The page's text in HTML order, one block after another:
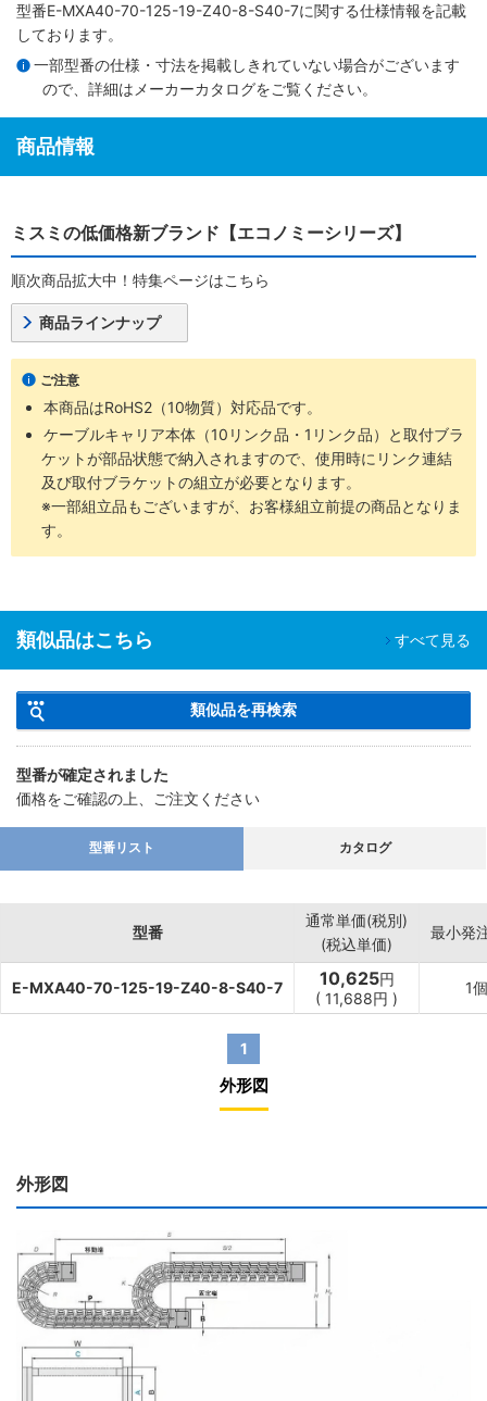
型番E-MXA40-70-125-19-Z40-8-S40-7に関する仕様情報を記載
しております。
一部型番の仕様・寸法を掲載しきれていない場合がございます
ので、詳細は メーカーカタログをご覧ください。
商品情報
ミスミの低価格新ブランド【エコノミーシリーズ】
順次商品拡大中！特集ページはこちら
商品ラインナップ
ご注意
本商品はRoHS2（10物質）対応品です。
ケーブルキャリア本体（10リンク品・1リンク品）と取付ブラ
ケットが部品状態で納入されますので、使用時にリンク連結
及び取付ブラケットの組立が必要となります。
※一部組立品もございますが、お客様組立前提の商品となりま
す。
類似品はこちら すべて見る
類似品を再検索
型番が確定されました
価格をご確認の上、ご注文ください
型番リスト カタログ
型番
通常単価(税別)
(税込単価)
最小発
E-MXA40-70-125-19-Z40-8-S40-7 10,625円
( 11,688円 )
1個
1
外形図
外形図